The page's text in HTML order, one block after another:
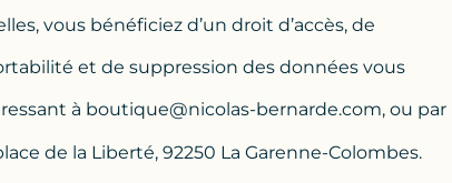
vous bénéficiez d’un droit d’accès, de
et de suppression des données vous
à boutique@nicolas-bernarde.com, ou par
de la Liberté, 92250 La Garenne-Colombes.